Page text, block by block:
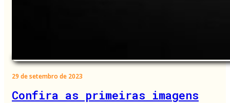
29 de setembro de 2023
Confira as primeiras imagens